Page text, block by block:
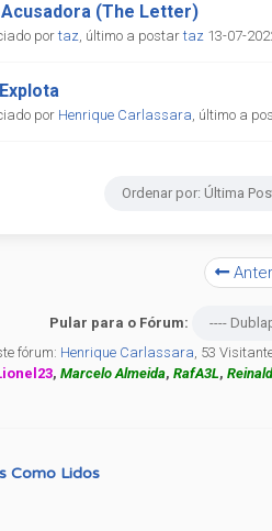
(The Letter)
portaz, último a postartaz 13-07-
por Henrique Carlassara, último a
Pular para o Fórum:
fórum: Henrique Carlassara, 53
,Marcelo Almeida,RafA3L,
Como Lidos